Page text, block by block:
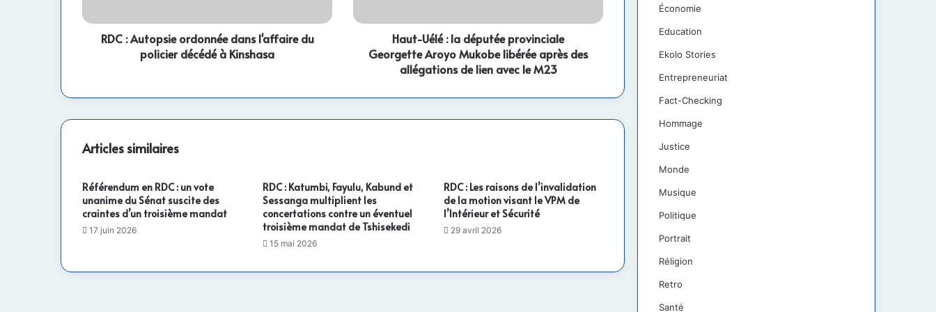
décédé
RDC : Autopsie ordonnée dans l'affaire du
policier décédé à Kinshasa
Mukobe
après
de
Haut-Uélé : la députée provinciale
Georgette Aroyo Mukobe libérée après des
allégations de lien avec le M23
Articles similaires
Référendum en RDC : un vote
unanime du Sénat suscite des
craintes d’un troisième mandat
17 juin 2026
RDC : Katumbi, Fayulu, Kabund et
Sessanga multiplient les
concertations contre un éventuel
troisième mandat de Tshisekedi
15 mai 2026
RDC : Les raisons de l’invalidation
de la motion visant le VPM de
l’Intérieur et Sécurité
29 avril 2026
Économie
Education
Ekolo Stories
Entrepreneuriat
Fact-Checking
Hommage
Justice
Monde
Musique
Politique
Portrait
Réligion
Retro
Santé